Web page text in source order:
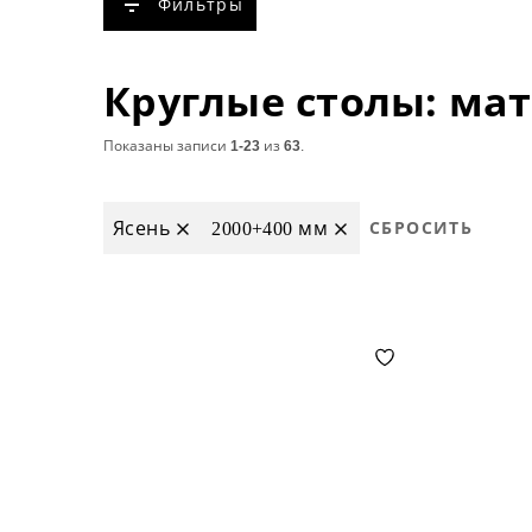
Показаны записи 1-23 из63.
Ясень 2000+400 мм СБРОСИТЬ